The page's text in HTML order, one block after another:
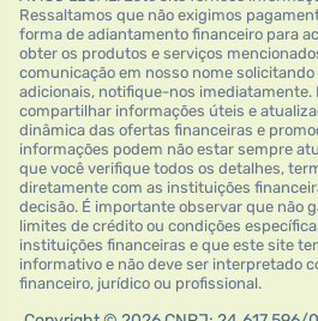
Ressaltamos que não exigimos
forma de adiantamento financeiro para
obter os produtos e serviços
comunicação em nosso nome
adicionais, notifique-nos imediatamente.
compartilhar informações úteis e
dinâmica das ofertas financeiras e
informações podem não estar sempre
que você verifique todos os detalhes,
diretamente com as instituições
decisão. É importante observar que não
limites de crédito ou condições
instituições financeiras e que este site
informativo e não deve ser interpretado
financeiro, jurídico ou profissional.